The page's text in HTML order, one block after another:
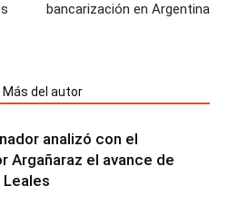
bancarización en Argentina
Más del autor
analizó con el
Argañaraz el avance de
Leales